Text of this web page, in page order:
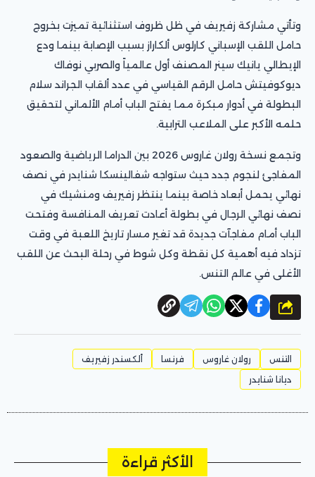
وتأتي مشاركة زفيريف في ظل ظروف استثنائية تميزت بخروج
حامل اللقب الإسباني كارلوس ألكاراز بسبب الإصابة بينما ودع
الإيطالي يانيك سينر المصنف أول عالمياً والصربي نوفاك
ديوكوفيتش حامل الرقم القياسي في عدد ألقاب الجراند سلام
البطولة في أدوار مبكرة مما يفتح الباب أمام الألماني لتحقيق
حلمه الأكبر على الملاعب الترابية.
وتجمع نسخة رولان غاروس 2026 بين الدراما الرياضية والصعود
المفاجئ لنجوم جدد حيث ستواجه شفالينسكا شنايدر في نصف
نهائي يحمل أبعاد خاصة بينما ينتظر زفيريف ومنشيك في
نصف نهائي الرجال في بطولة أعادت تعريف المنافسة وفتحت
الباب أمام مفاجآت جديدة قد تغير مسار تاريخ اللعبة في وقت
تزداد فيه أهمية كل نقطة وكل شوط في رحلة البحث عن اللقب
الأغلى في عالم التنس.
شارك
التنس رولان غاروس فرنسا
ألكسندر زفيريف
ديانا شنايدر
الأكثر قراءة